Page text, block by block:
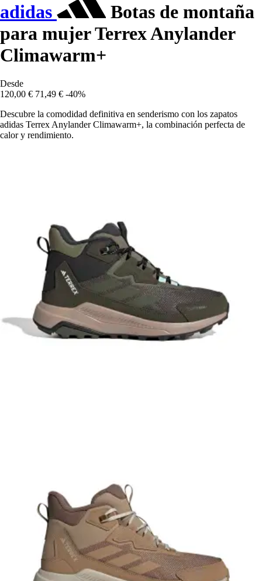
adidas
Botas de montaña
para mujer Terrex Anylander
Climawarm+
Desde
120,00 € 71,49 € -40%
Descubre la comodidad definitiva en senderismo con los zapatos
adidas Terrex Anylander Climawarm+, la combinación perfecta de
calor y rendimiento.